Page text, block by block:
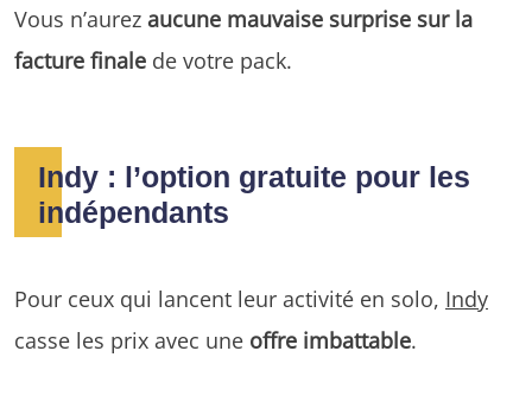
Vous n’aurez aucune mauvaise surprise sur la
facture finale de votre pack.
Indy : l’option gratuite pour les
indépendants
Pour ceux qui lancent leur activité en solo, Indy
casse les prix avec une offre imbattable.